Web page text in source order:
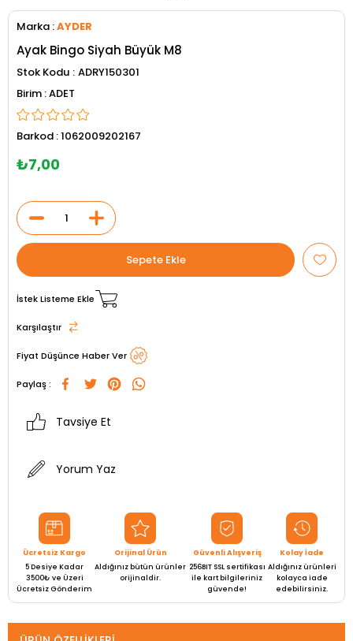
Marka :AYDER
Ayak Bingo Siyah Büyük M8
Stok Kodu ADRY150301
ADET
Barkod :1062009202167
₺7,00
İstek Listeme Ekle
Karşılaştır
Fiyat Düşünce Haber Ver
Paylaş :
Tavsiye Et
Yorum Yaz
Ücretsiz Kargo
5 Desiye Kadar
3500₺ ve Üzeri
Ücretsiz Gönderim
Orijinal Ürün
Aldığınız bütün ürünler
orijinaldir.
Güvenli Alışveriş
256BIT SSL sertifikası
ile kart bilgileriniz
güvende!
Kolay İade
Aldığınız ürünleri
kolayca iade
edebilirsiniz.